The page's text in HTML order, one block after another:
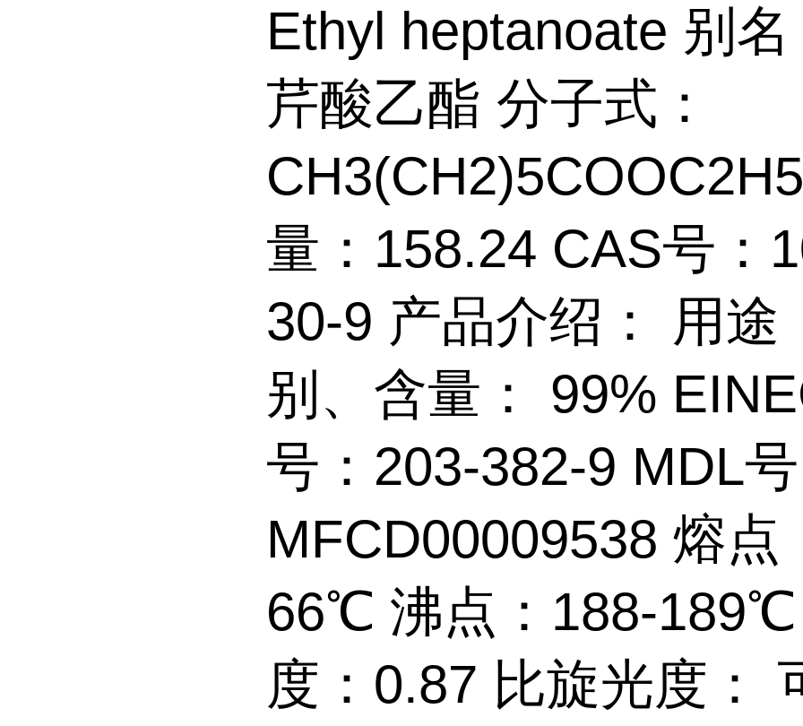
Ethyl heptanoate 别
芹酸乙酯 分子式：
量：158.24 CAS号：
30-9 产品介绍： 用途
别、含量： 99%
号：203-382-9 MDL
MFCD00009538 熔点
66℃ 沸点：188-
度：0.87 比旋光度：